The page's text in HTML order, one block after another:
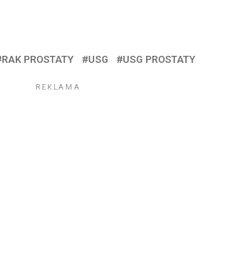
RAK PROSTATY USG USG PROSTATY
REKLAMA